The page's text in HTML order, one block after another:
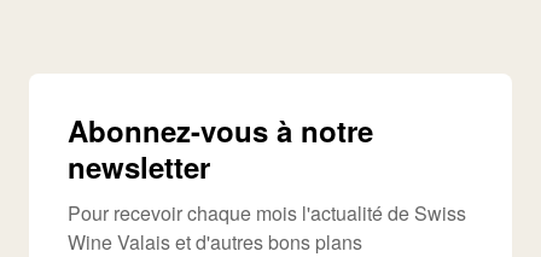
Abonnez-vous à notre
newsletter
Pour recevoir chaque mois l'actualité de Swiss
Wine Valais et d'autres bons plans